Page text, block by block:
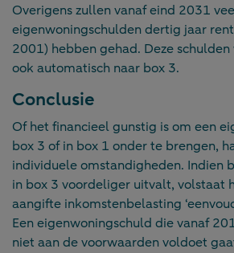
Overigens zullen vanaf eind 2031
eigenwoningschulden dertig jaar
2001) hebben gehad. Deze
ook automatisch naar box 3.
Conclusie
Of het financieel gunstig is om een
box 3 of in box 1 onder te brengen,
individuele omstandigheden. Indien
in box 3 voordeliger uitvalt, volstaat
aangifte inkomstenbelasting
Een eigenwoningschuld die vanaf
niet aan de voorwaarden voldoet